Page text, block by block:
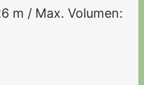
m / Max. Volumen: